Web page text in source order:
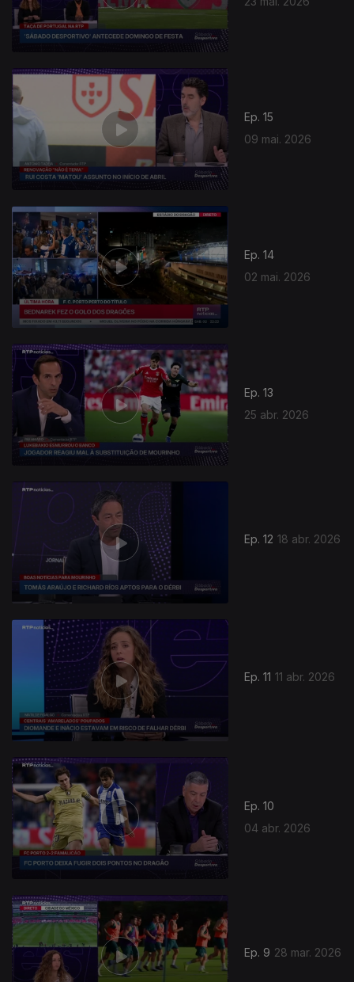
Ep. 15
09 mai. 2026
Ep. 14
02 mai. 2026
Ep. 13
25 abr. 2026
Ep. 12 18 abr. 2026
Ep. 11 11 abr. 2026
Ep. 10
04 abr. 2026
Ep. 9 28 mar. 2026